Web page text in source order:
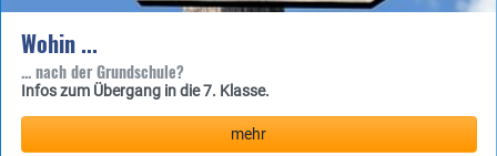
Wohin ...
... nach der Grundschule?
Infos zum Übergang in die 7. Klasse.
mehr